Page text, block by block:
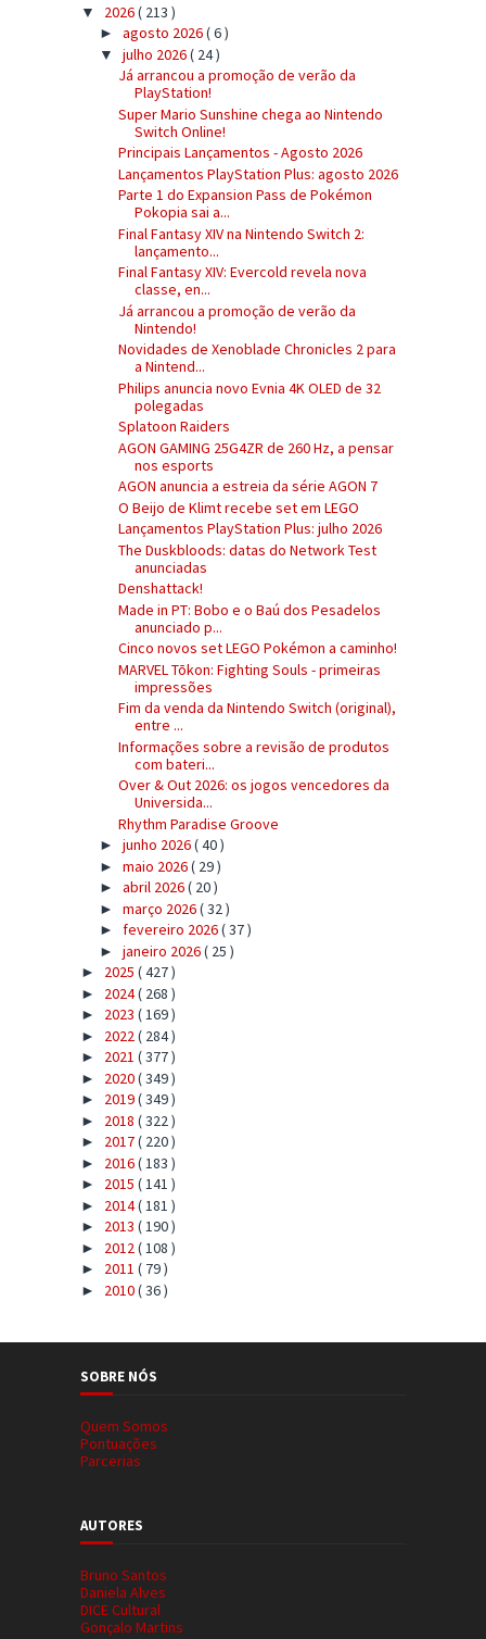
▼ 2026( 213 )
► agosto 2026( 6 )
▼ julho 2026( 24 )
Já arrancou a promoção de verão da
PlayStation!
Super Mario Sunshine chega ao Nintendo
Switch Online!
Principais Lançamentos - Agosto 2026
Lançamentos PlayStation Plus: agosto 2026
Parte 1 do Expansion Pass de Pokémon
Pokopia sai a...
Final Fantasy XIV na Nintendo Switch 2:
lançamento...
Final Fantasy XIV: Evercold revela nova
classe, en...
Já arrancou a promoção de verão da
Nintendo!
Novidades de Xenoblade Chronicles 2 para
a Nintend...
Philips anuncia novo Evnia 4K OLED de 32
polegadas
Splatoon Raiders
AGON GAMING 25G4ZR de 260 Hz, a pensar
nos esports
AGON anuncia a estreia da série AGON 7
O Beijo de Klimt recebe set em LEGO
Lançamentos PlayStation Plus: julho 2026
The Duskbloods: datas do Network Test
anunciadas
Denshattack!
Made in PT: Bobo e o Baú dos Pesadelos
anunciado p...
Cinco novos set LEGO Pokémon a caminho!
MARVEL Tōkon: Fighting Souls - primeiras
impressões
Fim da venda da Nintendo Switch (original),
entre ...
Informações sobre a revisão de produtos
com bateri...
Over & Out 2026: os jogos vencedores da
Universida...
Rhythm Paradise Groove
► junho 2026( 40 )
► maio 2026( 29 )
► abril 2026( 20 )
► março 2026( 32 )
► fevereiro 2026( 37 )
► janeiro 2026( 25 )
► 2025 ( 427 )
► 2024( 268 )
► 2023 ( 169 )
► 2022( 284 )
► 2021 ( 377 )
► 2020( 349 )
► 2019( 349 )
► 2018 ( 322 )
► 2017( 220 )
► 2016( 183 )
► 2015 ( 141 )
► 2014( 181 )
► 2013 ( 190 )
► 2012( 108 )
► 2011 ( 79 )
► 2010( 36 )
SOBRE NÓS
Quem Somos
Pontuações
Parcerias
AUTORES
Bruno Santos
Daniela Alves
DICE Cultural
Gonçalo Martins